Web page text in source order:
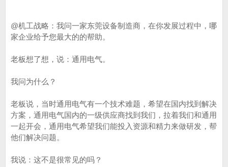
@机工战略：我问一家东莞设备制造商，在你发展过程中，哪
家企业给予您最大的的帮助。
老板想了想，说：通用电气。
我问为什么？
老板说，当时通用电气有一个技术难题，希望在国内找到解决
方案，通用电气国内的一级供应商找到我们，拉着我们和通用
一起开会，通用电气希望我们能投入资源和精力来做研发，帮
他们解决问题。
我说：这不是很常见的吗？